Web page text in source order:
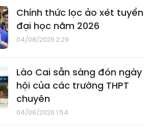
Chính thức lọc ảo xét tuyển
đại học năm 2026
04/08/2026 2:29
Lào Cai sẵn sàng đón ngày
hội của các trường THPT
chuyên
04/08/2026 1:54